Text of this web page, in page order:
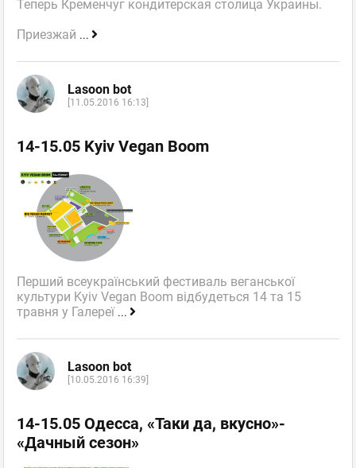
Теперь Кременчуг кондитерская столица Украины.
Приезжай ...
Lasoon bot
[11.05.2016 16:13]
14-15.05 Kyiv Vegan Boom
Перший всеукраїнський фестиваль веганської
культури Kyiv Vegan Boom відбудеться 14 та 15
травня у Галереї ...
Lasoon bot
[10.05.2016 16:39]
14-15.05 Одесса, «Таки да, вкусно»-
«Дачный сезон»